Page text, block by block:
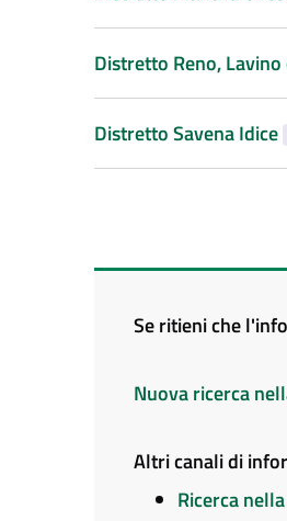
Distretto Reno, Lavino
Distretto Savena Idice
Se ritieni che
Nuova ricerca
Altri canali di
Ricerca